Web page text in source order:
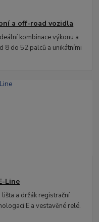
a off-road vozidla
kombinace výkonu a
8 do 52 palců a unikátními
Line
lišta a držák registrační
E a vestavěné relé.